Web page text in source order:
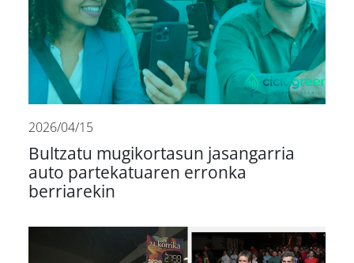
2026/04/15
Bultzatu mugikortasun jasangarria
auto partekatuaren erronka
berriarekin